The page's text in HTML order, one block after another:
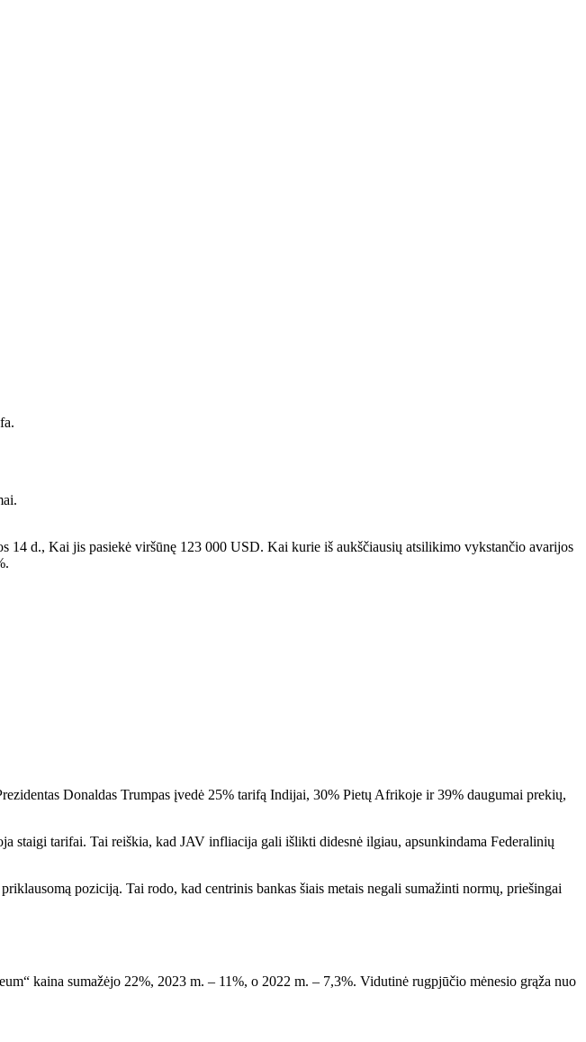
14 d., Kai jis pasiekė viršūnę 123 000 USD. Kai kurie iš aukščiausių atsilikimo vykstančio avarijos
Donaldas Trumpas įvedė 25% tarifą Indijai, 30% Pietų Afrikoje ir 39% daugumai prekių,
staigi tarifai. Tai reiškia, kad JAV infliacija gali išlikti didesnė ilgiau, apsunkindama Federalinių
poziciją. Tai rodo, kad centrinis bankas šiais metais negali sumažinti normų, priešingai
kaina sumažėjo 22%, 2023 m. – 11%, o 2022 m. – 7,3%. Vidutinė rugpjūčio mėnesio grąža nuo